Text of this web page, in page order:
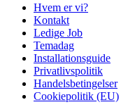
Hvem er vi?
Kontakt
Ledige Job
Temadag
Installationsguide
Privatlivspolitik
Handelsbetingelser
Cookiepolitik (EU)